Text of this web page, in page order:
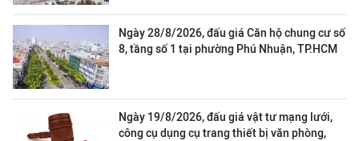
Ngày 28/8/2026, đấu giá Căn hộ chung cư số
8, tầng số 1 tại phường Phú Nhuận, TP.HCM
Ngày 19/8/2026, đấu giá vật tư mạng lưới,
công cụ dụng cụ trang thiết bị văn phòng,